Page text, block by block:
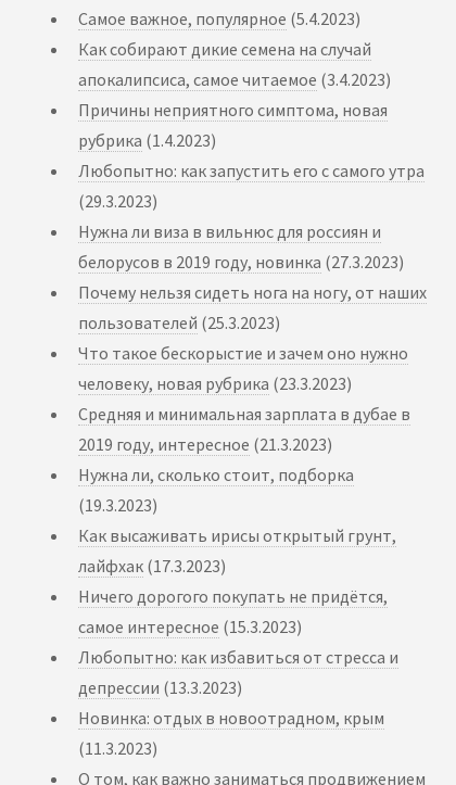
Самое важное, популярное (5.4.2023)
Как собирают дикие семена на случай
апокалипсиса, самое читаемое (3.4.2023)
Причины неприятного симптома, новая
рубрика (1.4.2023)
Любопытно: как запустить его с самого утра
(29.3.2023)
Нужна ли виза в вильнюс для россиян и
белорусов в 2019 году, новинка (27.3.2023)
Почему нельзя сидеть нога на ногу, от наших
пользователей (25.3.2023)
Что такое бескорыстие и зачем оно нужно
человеку, новая рубрика (23.3.2023)
Средняя и минимальная зарплата в дубае в
2019 году, интересное (21.3.2023)
Нужна ли, сколько стоит, подборка
(19.3.2023)
Как высаживать ирисы открытый грунт,
лайфхак (17.3.2023)
Ничего дорогого покупать не придётся,
самое интересное (15.3.2023)
Любопытно: как избавиться от стресса и
депрессии (13.3.2023)
Новинка: отдых в новоотрадном, крым
(11.3.2023)
О том, как важно заниматься продвижением